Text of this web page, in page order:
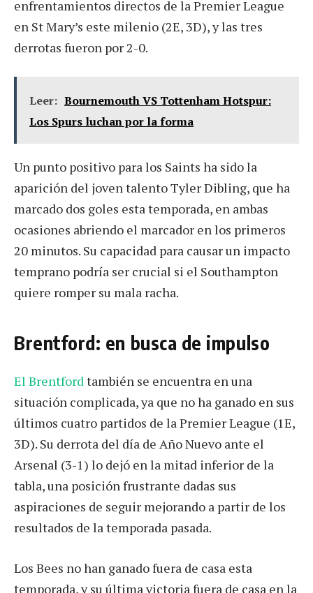
enfrentamientos directos de la Premier League
en St Mary’s este milenio (2E, 3D), y las tres
derrotas fueron por 2-0.
Leer: Bournemouth VS Tottenham Hotspur:
Los Spurs luchan por la forma
Un punto positivo para los Saints ha sido la
aparición del joven talento Tyler Dibling, que ha
marcado dos goles esta temporada, en ambas
ocasiones abriendo el marcador en los primeros
20 minutos. Su capacidad para causar un impacto
temprano podría ser crucial si el Southampton
quiere romper su mala racha.
Brentford: en busca de impulso
El Brentfordtambién se encuentra en una
situación complicada, ya que no ha ganado en sus
últimos cuatro partidos de la Premier League (1E,
3D). Su derrota del día de Año Nuevo ante el
Arsenal (3-1) lo dejó en la mitad inferior de la
tabla, una posición frustrante dadas sus
aspiraciones de seguir mejorando a partir de los
resultados de la temporada pasada.
Los Bees no han ganado fuera de casa esta
temporada, y su última victoria fuera de casa en la